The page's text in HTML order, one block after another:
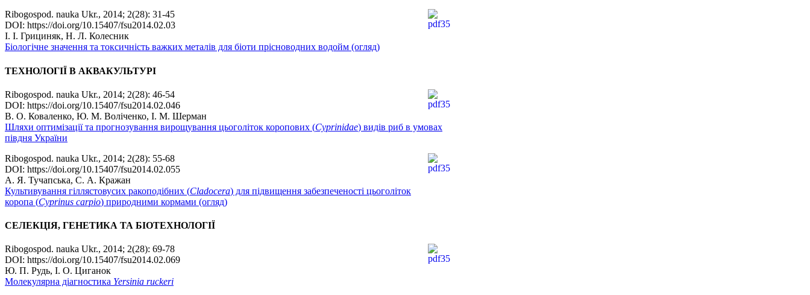
Ribogospod. nauka Ukr., 2014; 2(28): 31-45
DOI: https://doi.org/10.15407/fsu2014.02.03
І. І. Грициняк, Н. Л. Колесник
Біологічне значення та токсичність важких металів для біоти прісноводних водойм (огляд)
ТЕХНОЛОГІЇ В АКВАКУЛЬТУРІ
Ribogospod. nauka Ukr., 2014; 2(28): 46-54
DOI: https://doi.org/10.15407/fsu2014.02.046
В. О. Коваленко, Ю. М. Воліченко, І. М. Шерман
Шляхи оптимізації та прогнозування вирощування цьоголіток коропових (Cyprinidae) видів риб в умовах
півдня України
Ribogospod. nauka Ukr., 2014; 2(28): 55-68
DOI: https://doi.org/10.15407/fsu2014.02.055
А. Я. Тучапська, С. А. Кражан
Культивування гіллястовусих ракоподібних (Cladocera) для підвищення забезпеченості цьоголіток
коропа (Cyprinus carpio) природними кормами (огляд)
СЕЛЕКЦІЯ, ГЕНЕТИКА ТА БІОТЕХНОЛОГІЇ
Ribogospod. nauka Ukr., 2014; 2(28): 69-78
DOI: https://doi.org/10.15407/fsu2014.02.069
Ю. П. Рудь, І. O. Циганок
Молекулярна діагностика Yersinia ruckeri